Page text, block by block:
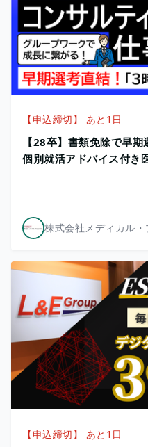
【申込締切】 あと1日
【28卒】書類免除で早
個別就活アドバイス付き
株式会社メディカル
【申込締切】 あと1日